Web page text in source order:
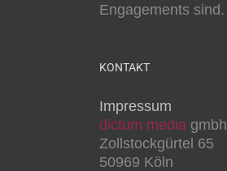
Engagements sind.
KONTAKT
Impressum
dictum media gmbh
Zollstockgürtel 65
50969 Köln